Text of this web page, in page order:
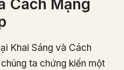
Cách Mạng
Khai Sáng và Cách
ta chứng kiến một